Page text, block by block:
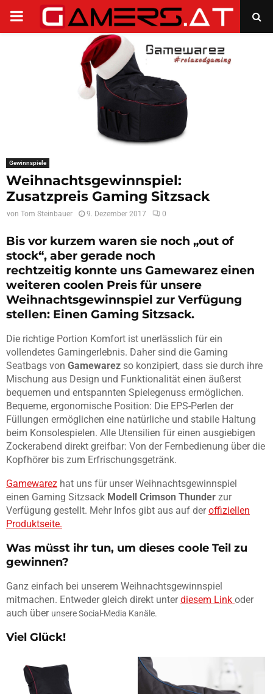
PRIMARY
Gewinnspiele
Weihnachtsgewinnspiel:
Zusatzpreis Gaming Sitzsack
von Tom Steinbauer 9. Dezember 2017 0
Bis vor kurzem waren sie noch „out of
stock“, aber gerade noch
rechtzeitig konnte uns Gamewarez einen
weiteren coolen Preis für unsere
Weihnachtsgewinnspiel zur Verfügung
stellen: Einen Gaming Sitzsack.
Die richtige Portion Komfort ist unerlässlich für ein
vollendetes Gamingerlebnis. Daher sind die Gaming
Seatbags von Gamewarez so konzipiert, dass sie durch ihre
Mischung aus Design und Funktionalität einen äußerst
bequemen und entspannten Spielegenuss ermöglichen.
Bequeme, ergonomische Position: Die EPS-Perlen der
Füllungen ermöglichen eine natürliche und stabile Haltung
beim Konsolespielen. Alle Utensilien für einen ausgiebigen
Zockerabend direkt greifbar: Von der Fernbedienung über die
Kopfhörer bis zum Erfrischungsgetränk.
Gamewarez hat uns für unser Weihnachtsgewinnspiel
einen Gaming Sitzsack Modell Crimson Thunder zur
Verfügung gestellt. Mehr Infos gibt aus auf deroffiziellen
Produktseite.
Was müsst ihr tun, um dieses coole Teil zu
gewinnen?
Ganz einfach bei unserem Weihnachtsgewinnspiel
mitmachen. Entweder gleich direkt unterdiesem Link oder
auch über unsere Social-Media Kanäle.
Viel Glück!